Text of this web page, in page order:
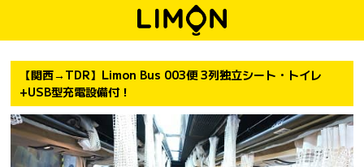
【関西→TDR】Limon Bus 003便 3列独立シート・トイレ
+USB型充電設備付！